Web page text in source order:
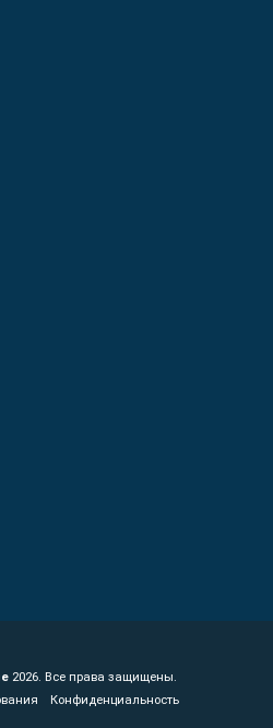
2026. Все права защищены.
Конфиденциальность